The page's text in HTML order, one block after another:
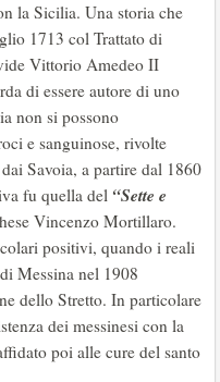
la Sicilia. Una storia che
1713 col Trattato di
Vittorio Amedeo II
di essere autore di uno
non si possono
e sanguinose, rivolte
Savoia, a partire dal 1860
fu quella del “Sette e
Vincenzo Mortillaro.
positivi, quando i reali
Messina nel 1908
dello Stretto. In particolare
dei messinesi con la
poi alle cure del santo